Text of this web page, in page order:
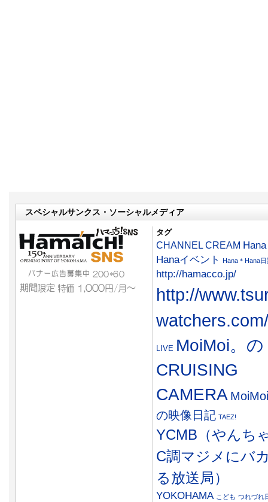
スペシャルサンクス・ソーシャルメディア
タグ
CHANNEL CREAM
Hanaイベント
Hana＊Hana日
http://hamacco.jp/
http://
watchers.com/
LIVE MoiMoi。の
CRUISING
CAMERA
の映像日記 TAEZ!
YCMB（やんち
C調マジメにバ
る放送局）
YOKOHAMA こども つれづれ